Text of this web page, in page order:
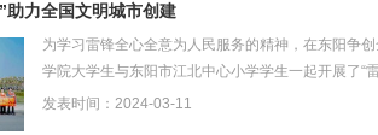
助力全国文明城市创建
为学习雷锋全心全意为人民服务的精神，在东阳争
学院大学生与东阳市江北中心小学学生一起开展了“
车...
发表时间：2024-03-11